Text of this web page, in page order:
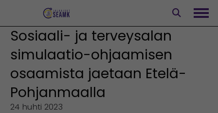
Sosiaali- ja terveysalan
simulaatio-ohjaamisen
osaamista jaetaan Etelä-
Pohjanmaalla
24 huhti 2023